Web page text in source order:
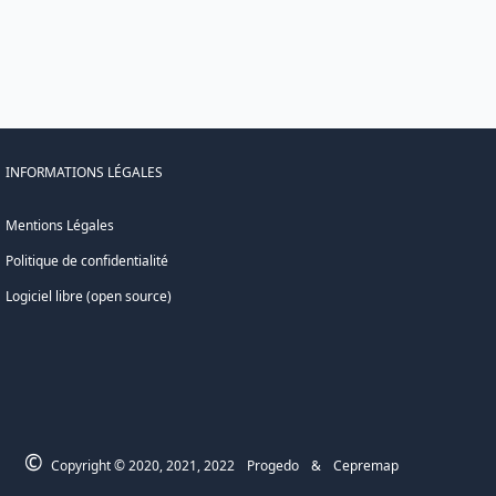
INFORMATIONS LÉGALES
Mentions Légales
Politique de confidentialité
Logiciel libre (open source)
© Copyright © 2020, 2021, 2022 Progedo & Cepremap